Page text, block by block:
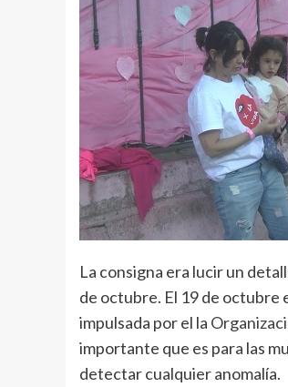
La consigna era lucir un
de octubre. El 19 de octubre
impulsada por el la
importante que es para las
detectar cualquier anomalía.